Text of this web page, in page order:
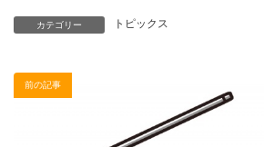
カテゴリー トピックス
前の記事